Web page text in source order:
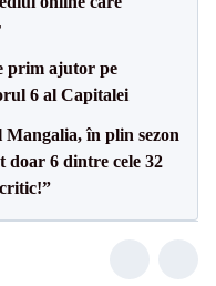
prim ajutor pe
6 al Capitalei
în plin sezon
doar 6 dintre cele 32